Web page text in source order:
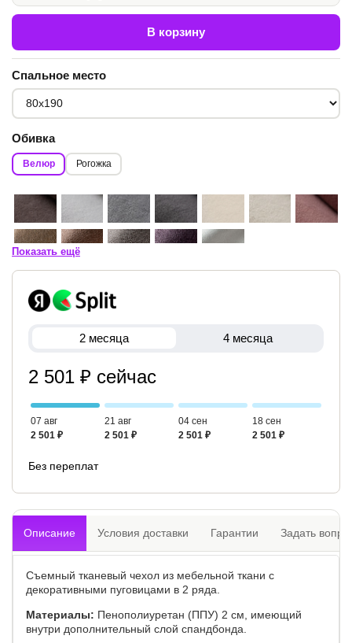
В корзину
Спальное место
Обивка
Велюр Рогожка
Показать ещё
2 месяца 4 месяца
2 501 ₽ сейчас
07 авг
2 501 ₽
21 авг
2 501 ₽
04 сен
2 501 ₽
18 сен
2 501 ₽
Без переплат
Описание Условия доставки Гарантии Задать
Съемный тканевый чехол из мебельной ткани с
декоративными пуговицами в 2 ряда.
Материалы: Пенополиуретан (ППУ) 2 см, имеющий
внутри дополнительный слой спандбонда.